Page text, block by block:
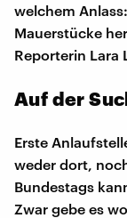
welchem
Mauerstücke
Reporterin Lara
Auf der
Erste
weder dort,
Bundestags
Zwar gebe es